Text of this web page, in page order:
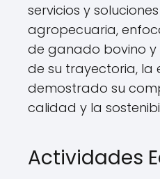
servicios y
agropecuaria,
de ganado bovino y
de su trayectoria, la
demostrado su
calidad y la
Actividades